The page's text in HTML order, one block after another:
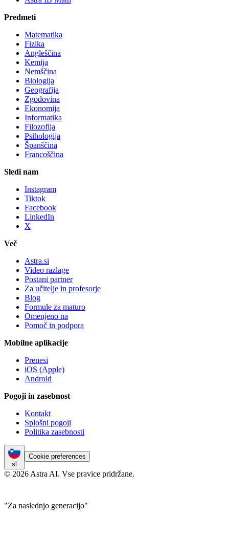
Predmeti
Matematika
Fizika
Angleščina
Kemija
Nemščina
Biologija
Geografija
Zgodovina
Ekonomija
Informatika
Filozofija
Psihologija
Španščina
Francoščina
Sledi nam
Instagram
Tiktok
Facebook
LinkedIn
X
Več
Astra.si
Video razlage
Postani partner
Za učitelje in profesorje
Blog
Formule za maturo
Omenjeno na
Pomoč in podpora
Mobilne aplikacije
Prenesi
iOS (Apple)
Android
Pogoji in zasebnost
Kontakt
Splošni pogoji
Politika zasebnosti
sl
Cookie preferences
© 2026 Astra AI. Vse pravice pridržane.
"Za naslednjo generacijo"